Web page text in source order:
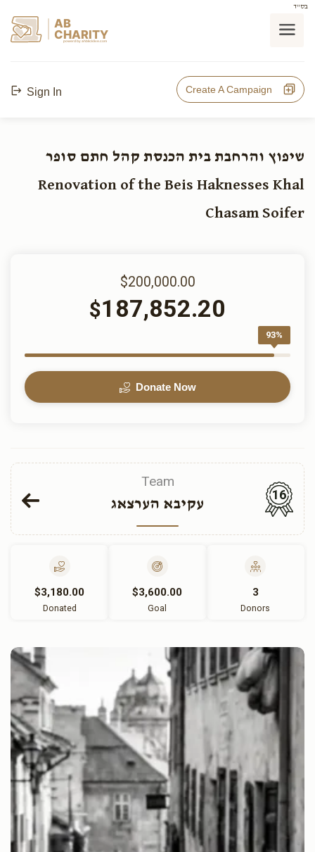
בס"ד
AB
CHARITY
powerd by ahblicklive.com
Sign In Create A Campaign
שיפוץ והרחבת בית הכנסת קהל חתם סופר
Renovation of the Beis Haknesses Khal
Chasam Soifer
$200,000.00
$187,852.20
93%
Donate Now
Team
עקיבא הערצאג
16
$3,180.00
Donated
$3,600.00
Goal
3
Donors